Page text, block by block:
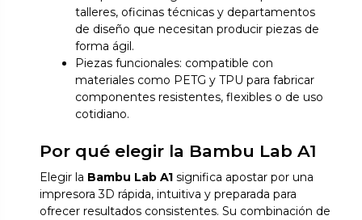
talleres, oficinas técnicas y departamentos
de diseño que necesitan producir piezas de
forma ágil.
Piezas funcionales: compatible con
materiales como PETG y TPU para fabricar
componentes resistentes, flexibles o de uso
cotidiano.
Por qué elegir la Bambu Lab A1
Elegir la Bambu Lab A1significa apostar por una
impresora 3D rápida, intuitiva y preparada para
ofrecer resultados consistentes. Su combinación de